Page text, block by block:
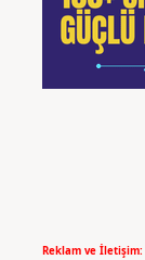
Reklam ve İletişim: